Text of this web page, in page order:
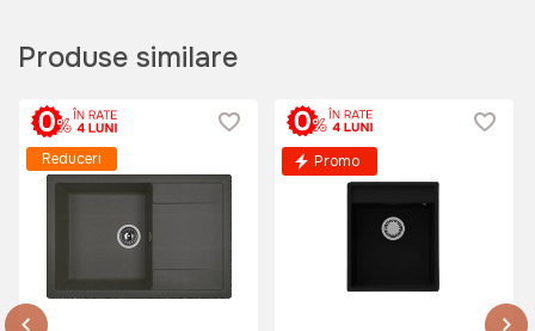
3399 lei
Baterie bucatarie SanDonna SOLO
Art:VOR58819
650 lei
Produse similare
Reduceri Promo